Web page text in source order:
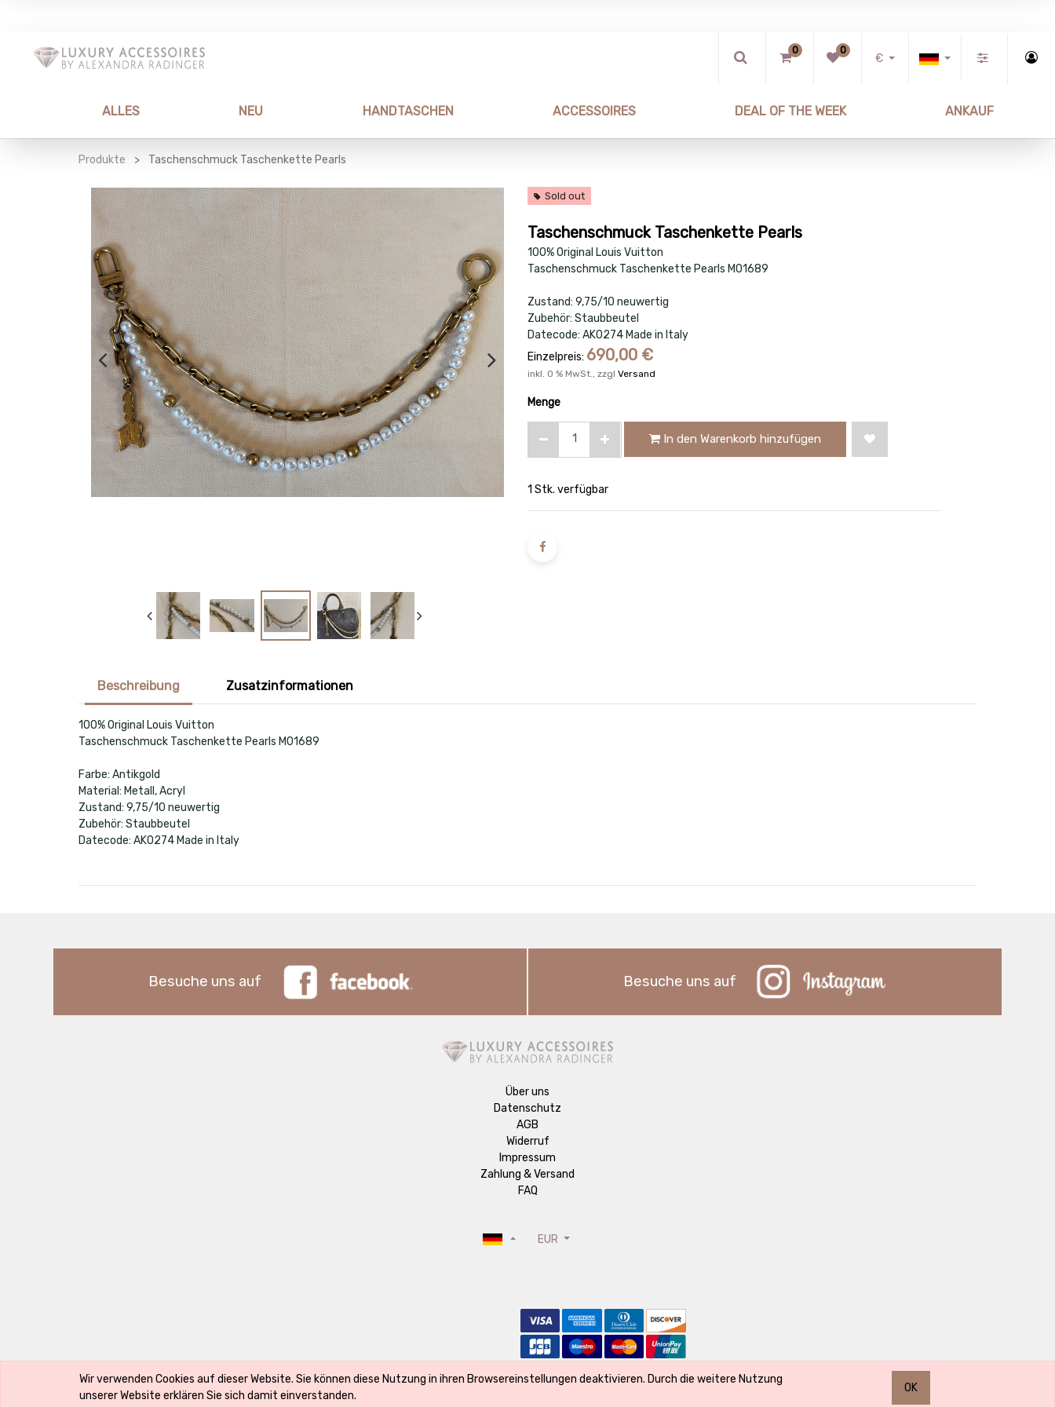
Wir verwenden Cookies auf dieser Website. Sie können diese Nutzung in ihren Browsereinstellungen deaktivieren. Durch die weitere Nutzung
unserer Website erklären Sie sich damit einverstanden.
OK
0 0
€
ALLES NEU HANDTASCHEN ACCESSOIRES DEAL OF THE WEEK ANKAUF
Produkte Taschenschmuck Taschenkette Pearls
Sold out
Taschenschmuck Taschenkette Pearls
100% Original Louis Vuitton
Taschenschmuck Taschenkette Pearls M01689
Zustand: 9,75/10 neuwertig
Zubehör: Staubbeutel
Datecode: AK0274 Made in Italy
Einzelpreis: 690,00 €
inkl. 0 % MwSt., zzgl Versand
Menge
In den Warenkorb hinzufügen
1 Stk. verfügbar
Beschreibung Zusatzinformationen
100% Original Louis Vuitton
Taschenschmuck Taschenkette Pearls M01689
Farbe: Antikgold
Material: Metall, Acryl
Zustand: 9,75/10 neuwertig
Zubehör: Staubbeutel
Datecode: AK0274 Made in Italy
Besuche uns auf Besuche uns auf
Über uns
Datenschutz
AGB
Widerruf
Impressum
Zahlung & Versand
FAQ
EUR
Copyright © Luxury Accessoires by Alexandra Radinger e.U.
Der Markenname ist Eigentum des Rechte-Inhabers und wird verwendet, weil er Bestandteil des Produktes ist und seine Qualität kennzeichnet